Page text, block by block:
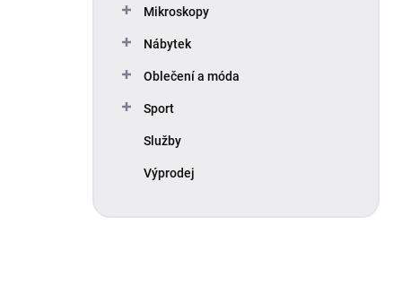
Mikroskopy
Nábytek
Oblečení a móda
Sport
Služby
Výprodej